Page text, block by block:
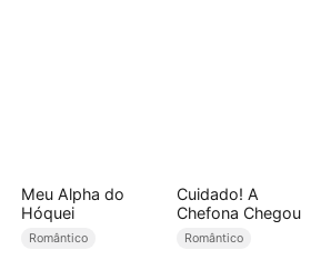
Meu Alpha do
Hóquei
Romântico
Cuidado! A
Chefona Chegou
Romântico